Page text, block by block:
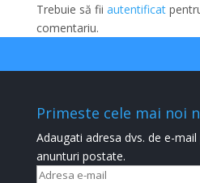
Trebuie să fii autentificat
comentariu.
Primeste cele mai noi
Adaugati adresa dvs. de e-
anunturi postate.
Adresa